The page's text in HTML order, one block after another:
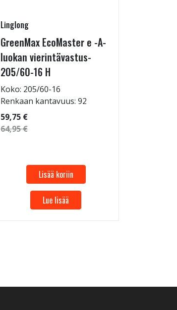
Linglong
GreenMax EcoMaster e -A-
luokan vierintävastus-
205/60-16 H
Koko: 205/60-16
Renkaan kantavuus: 92
59,75 €
64,95 €
Lisää koriin
Lue lisää